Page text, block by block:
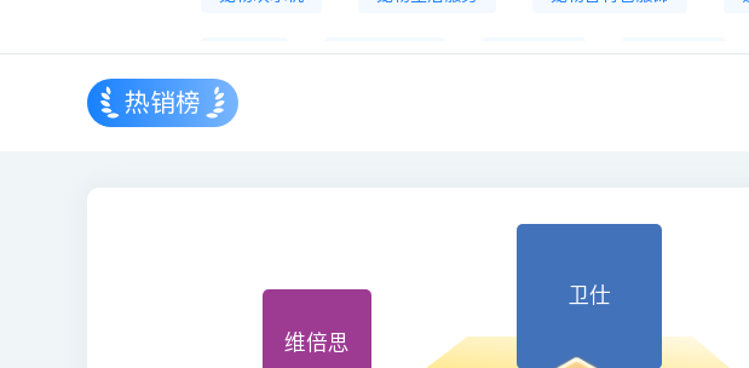
猫狗床 宠物烘干箱 宠物寄养 宠物医疗
热销榜
维倍思
卫仕